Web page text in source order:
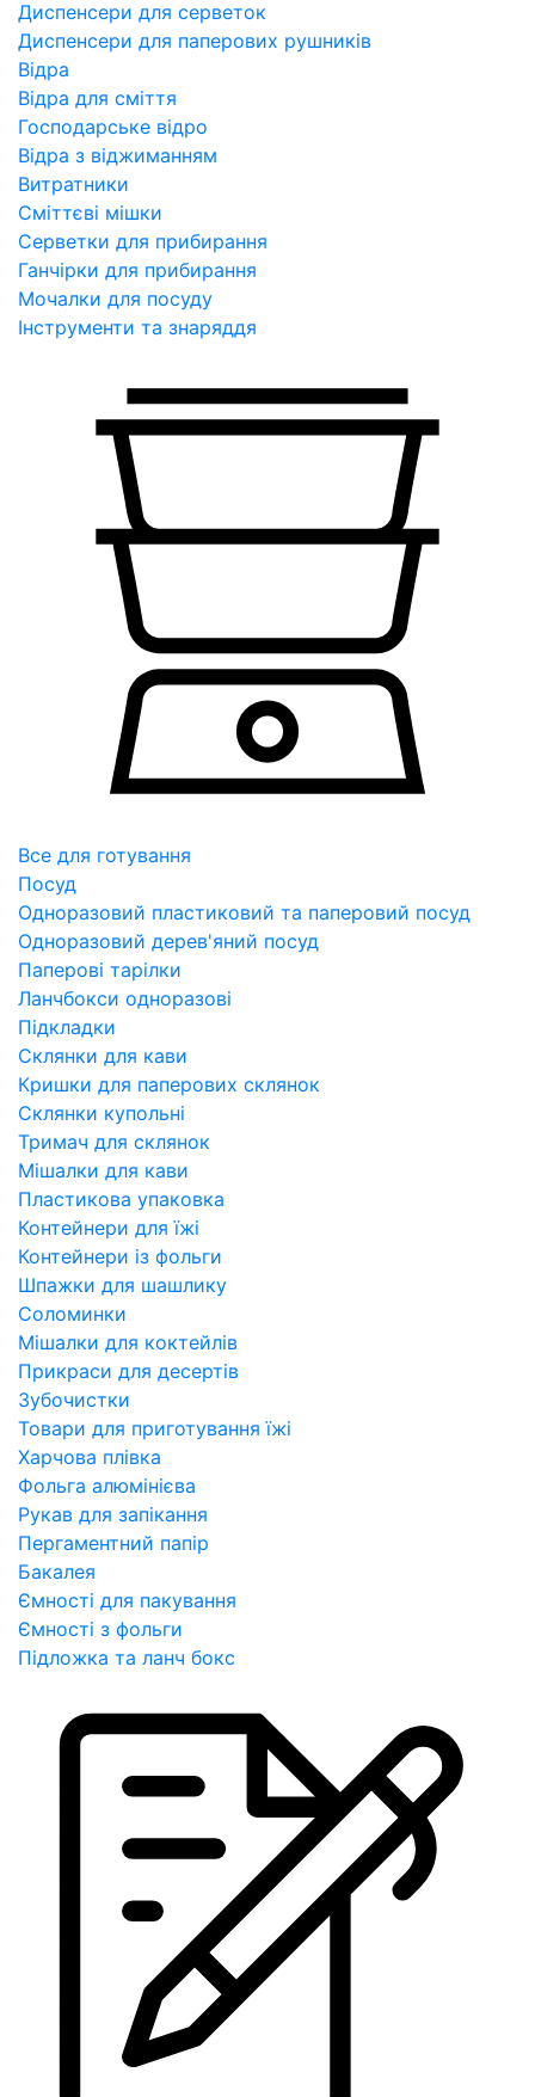
Диспенсери для серветок
Диспенсери для паперових рушників
Відра
Відра для сміття
Господарське відро
Відра з віджиманням
Витратники
Сміттєві мішки
Серветки для прибирання
Ганчірки для прибирання
Мочалки для посуду
Інструменти та знаряддя
Все для готування
Посуд
Одноразовий пластиковий та паперовий посуд
Одноразовий дерев'яний посуд
Паперові тарілки
Ланчбокси одноразові
Підкладки
Склянки для кави
Кришки для паперових склянок
Склянки купольні
Тримач для склянок
Мішалки для кави
Пластикова упаковка
Контейнери для їжі
Контейнери із фольги
Шпажки для шашлику
Соломинки
Мішалки для коктейлів
Прикраси для десертів
Зубочистки
Товари для приготування їжі
Харчова плівка
Фольга алюмінієва
Рукав для запікання
Пергаментний папір
Бакалея
Ємності для пакування
Ємності з фольги
Підложка та ланч бокс